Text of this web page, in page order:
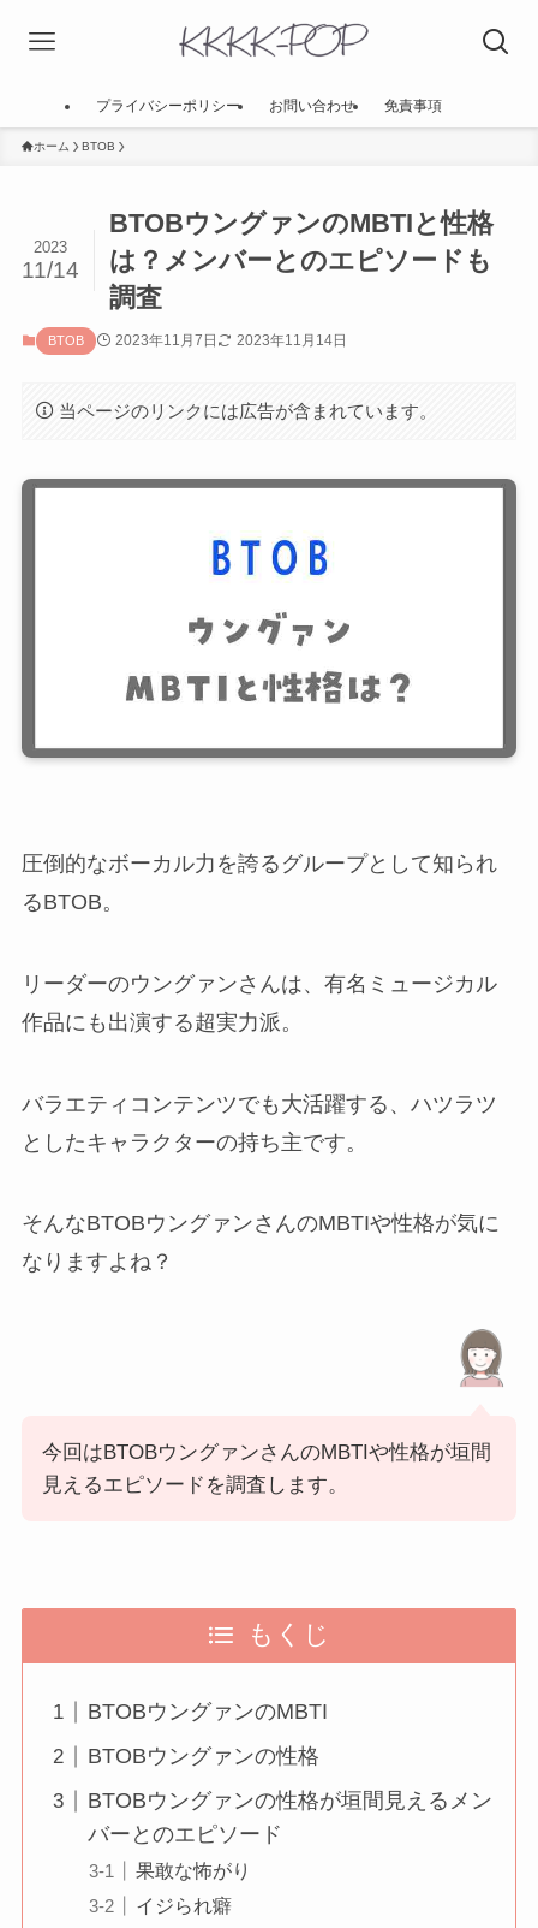
プライバシーポリシー お問い合わせ 免責事項
ホーム BTOB
BTOBウングァンのMBTIと性格
は？メンバーとのエピソードも
調査
2023
11/14
BTOB 2023年11月7日 2023年11月14日
当ページのリンクには広告が含まれています。
圧倒的なボーカル力を誇るグループとして知られ
るBTOB。
リーダーのウングァンさんは、有名ミュージカル
作品にも出演する超実力派。
バラエティコンテンツでも大活躍する、ハツラツ
としたキャラクターの持ち主です。
そんなBTOBウングァンさんのMBTIや性格が気に
なりますよね？
今回はBTOBウングァンさんのMBTIや性格が垣間
見えるエピソードを調査します。
もくじ
BTOBウングァンのMBTI
BTOBウングァンの性格
BTOBウングァンの性格が垣間見えるメン
バーとのエピソード
果敢な怖がり
イジられ癖